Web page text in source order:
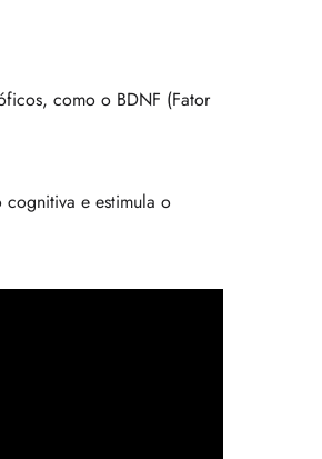
como o BDNF (Fator
e estimula o